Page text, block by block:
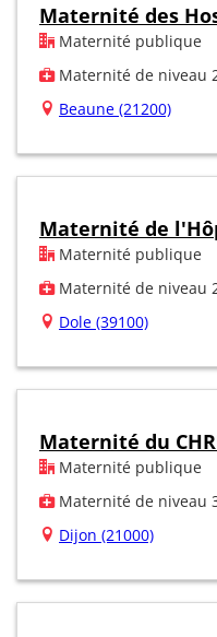
Maternité des
Maternité publique
Maternité de niveau
Beaune (21200)
Maternité de
Maternité publique
Maternité de niveau
Dole (39100)
Maternité du
Maternité publique
Maternité de niveau
Dijon (21000)